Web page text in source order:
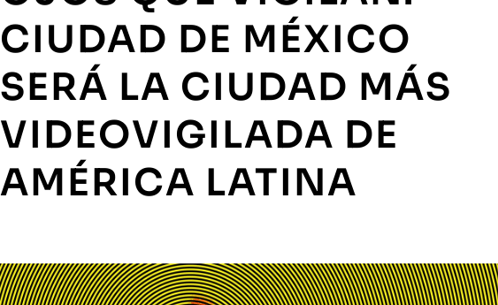
CIUDAD DE MÉXICO
SERÁ LA CIUDAD MÁS
VIDEOVIGILADA DE
AMÉRICA LATINA